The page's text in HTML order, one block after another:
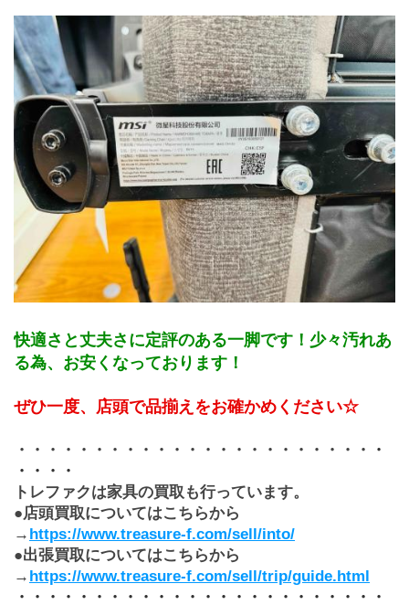
快適さと丈夫さに定評のある一脚です！少々汚れあ
る為、お安くなっております！
ぜひ一度、店頭で品揃えをお確かめください☆
﻿・・・・・・・・・・・・・・・・・・・・・・・
・
・・・・
トレファクは家具の買取も行っています。
●店頭買取についてはこちらから
→ https://www.treasure-f.com/sell/into/
●出張買取についてはこちらから
→ https://www.treasure-f.com/sell/trip/guide.html
・・・・・・・・・・・・・・・・・・・・・・・・